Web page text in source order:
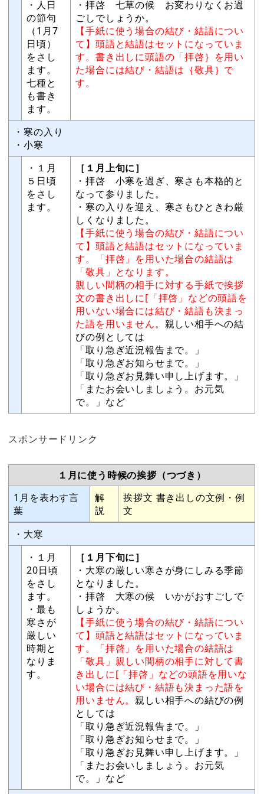
・人日
の節句
（1月7
日頃）
をさし
ます。
七種と
も書き
ます。
・拝啓 七草の候 お変わりなくお過
ごしでしょうか。
【手紙に使う場合の結び・結語につい
て】頭語と結語はセットになっていま
す。書き出しに頭語の「拝啓｝を用い
た場合には結び・結語は｛敬具｝で
す。
・寒の入り
・小寒
・１月
５日頃
をさし
ます。
［１月上旬に］
・拝啓 小寒を過ぎ、寒さも本格的と
なって参りました。
・寒の入りを迎え、寒さもひときわ厳
しくなりました。
【手紙に使う場合の結び・結語につい
て】頭語と結語はセットになっていま
す。「拝啓」を用いた場合の結語は
「敬具」となります。
親しい間柄の相手に対する手紙で挨拶
文の書き出しに[「拝啓」などの頭語を
用いない場合には結び・結語も決まっ
た語を用いません。 親しい相手への結
びの例としては
「取り急ぎ近況報告まで。」
「取り急ぎお知らせまで。」
「取り急ぎお見舞い申し上げます。」
「またお会いしましょう。お元気
で。」など
スポンサードリンク
１月に使う時候の挨拶（つづき）
1月を表わす言
葉
解
説
挨拶文 書き出しの文例・例
文
・大寒
・１月
20日頃
をさし
ます。
・最も
寒さが
厳しい
時期と
なりま
す。
［１月下旬に］
・大寒の厳しい寒さが身にしみる季節
となりました。
・拝啓 大寒の候 いかがおすごしで
しょうか。
【手紙に使う場合の結び・結語につい
て】頭語と結語はセットになっていま
す。「拝啓」を用いた場合の結語は
「敬具」親しい間柄の相手に対して書
き出しに[「拝啓」などの頭語を用いな
い場合には結び・結語も決まった語を
用いません。親しい相手への結びの例
としては
「取り急ぎ近況報告まで。」
「取り急ぎお知らせまで。」
「取り急ぎお見舞い申し上げます。」
「またお会いしましょう。お元気
で。」など